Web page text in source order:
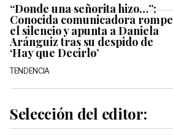
“Donde una señorita hizo…”:
Conocida comunicadora rompe
el silencio y apunta a Daniela
Aránguiz tras su despido de
‘Hay que Decirlo’
TENDENCIA
Selección del editor: